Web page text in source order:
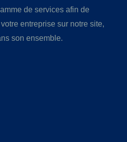
de services afin de
entreprise sur notre site,
son ensemble.